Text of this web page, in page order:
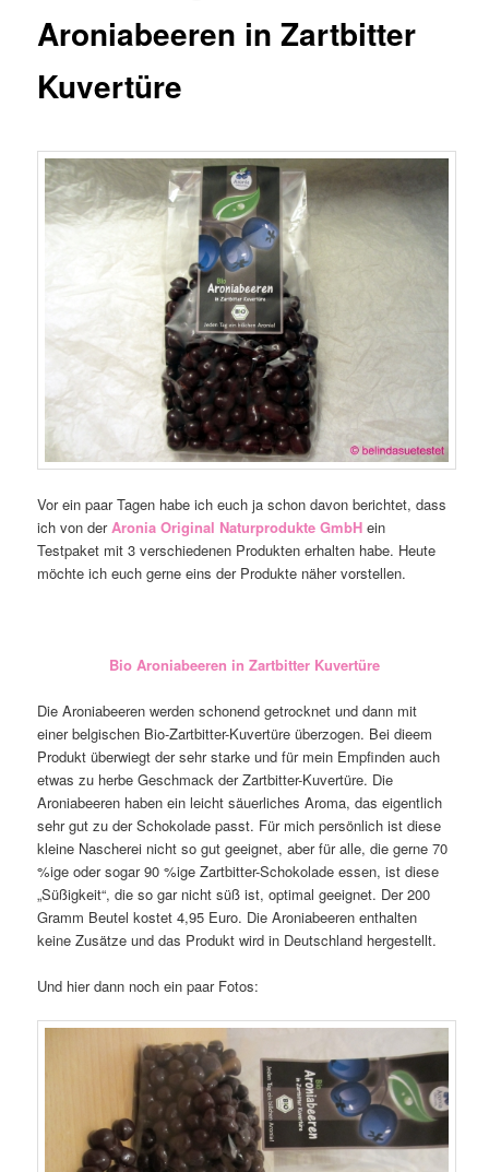
Aroniabeeren in Zartbitter
Kuvertüre
Vor ein paar Tagen habe ich euch ja schon davon berichtet, dass
ich von der Aronia Original Naturprodukte GmbH ein
Testpaket mit 3 verschiedenen Produkten erhalten habe. Heute
möchte ich euch gerne eins der Produkte näher vorstellen.
Bio Aroniabeeren in Zartbitter Kuvertüre
Die Aroniabeeren werden schonend getrocknet und dann mit
einer belgischen Bio-Zartbitter-Kuvertüre überzogen. Bei dieem
Produkt überwiegt der sehr starke und für mein Empfinden auch
etwas zu herbe Geschmack der Zartbitter-Kuvertüre. Die
Aroniabeeren haben ein leicht säuerliches Aroma, das eigentlich
sehr gut zu der Schokolade passt. Für mich persönlich ist diese
kleine Nascherei nicht so gut geeignet, aber für alle, die gerne 70
%ige oder sogar 90 %ige Zartbitter-Schokolade essen, ist diese
„Süßigkeit“, die so gar nicht süß ist, optimal geeignet. Der 200
Gramm Beutel kostet 4,95 Euro. Die Aroniabeeren enthalten
keine Zusätze und das Produkt wird in Deutschland hergestellt.
Und hier dann noch ein paar Fotos: